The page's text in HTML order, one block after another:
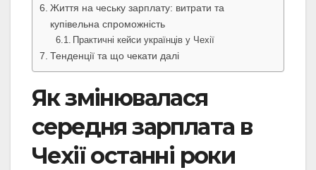
Життя на чеську зарплату: витрати та
купівельна спроможність
Практичні кейси українців у Чехії
Тенденції та що чекати далі
Як змінювалася
середня зарплата в
Чехії останні роки